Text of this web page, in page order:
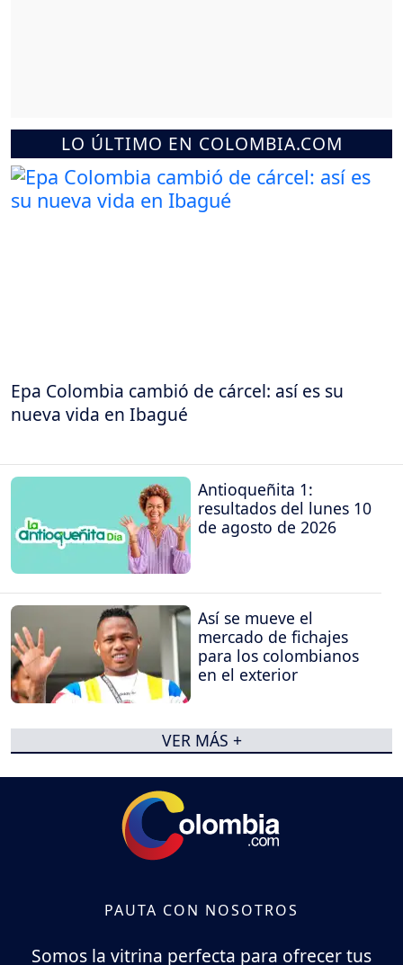
LO ÚLTIMO EN COLOMBIA.COM
Epa Colombia cambió de cárcel: así es su
nueva vida en Ibagué
Antioqueñita 1:
resultados del lunes 10
de agosto de 2026
Así se mueve el
mercado de fichajes
para los colombianos
en el exterior
VER MÁS +
PAUTA CON NOSOTROS
Somos la vitrina perfecta para ofrecer tus